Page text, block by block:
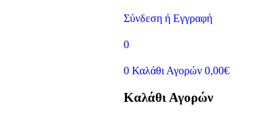
Σύνδεση ή Εγγραφή
0
0 Καλάθι Αγορών 0,00€
Καλάθι Αγορών